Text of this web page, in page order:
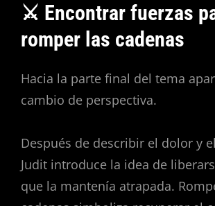
⚔️ Encontrar fuerzas
romper las cadenas
Hacia la parte final del tema
cambio de perspectiva.
Después de describir el dolor y
Judit introduce la idea de
que la mantenía atrapada.